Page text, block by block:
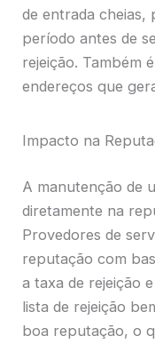
de entrada cheias,
período antes de
rejeição. Também
endereços que
Impacto na
A manutenção de
diretamente na
Provedores de
reputação com
a taxa de rejeição
lista de rejeição
boa reputação, o